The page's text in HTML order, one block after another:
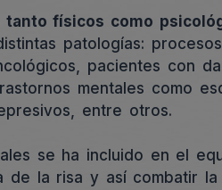
físicos como
patologías:
pacientes con
mentales como
entre otros.
se ha incluido en el
de la risa y así combatir la